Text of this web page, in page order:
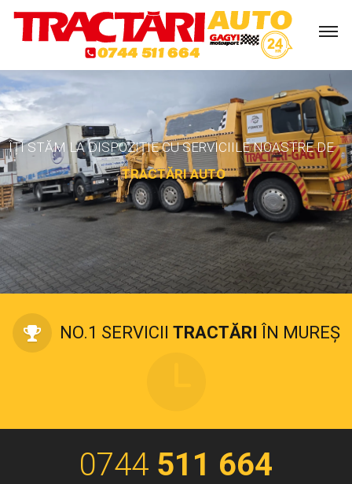
NO.1 SERVICII TRACTĂRI ÎN MUREȘ
0744 511 664